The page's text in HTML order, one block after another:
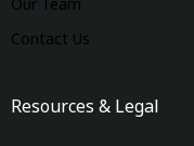
Our Team
Contact Us
Resources & Legal